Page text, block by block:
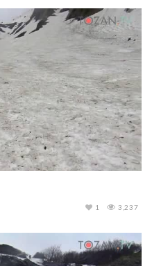
3,237
1